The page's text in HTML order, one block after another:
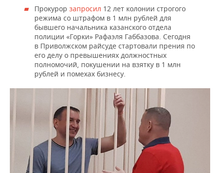
Прокурор запросил 12 лет колонии строгого
режима со штрафом в 1 млн рублей для
бывшего начальника казанского отдела
полиции «Горки» Рафаэля Габбазова. Сегодня
в Приволжском райсуде стартовали прения по
его делу о превышениях должностных
полномочий, покушении на взятку в 1 млн
рублей и помехах бизнесу.